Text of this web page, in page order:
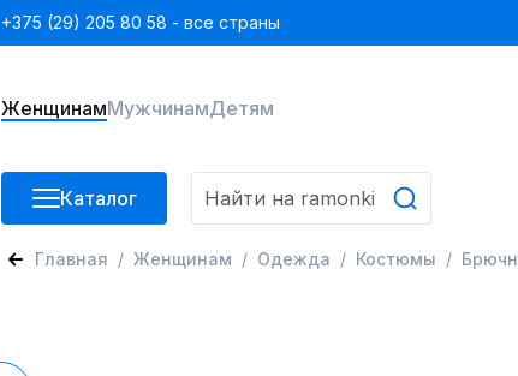
+375 (29) 205 80 58 - все страны
ЖенщинамМужчинамДетям
Каталог
Главная Женщинам Одежда Костюмы